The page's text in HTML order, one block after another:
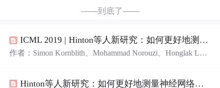
——到底了——
ICML 2019 | Hinton等人新研究：如何更好地测量神经网络表示相似性
作者：Simon Kornblith、Mohammad Norouzi、Honglak Le
n Kornblith、Geoffrey Hinton 等人的一项新研究引入了 cent
Hinton等人新研究：如何更好地测量神经网络表示相似性